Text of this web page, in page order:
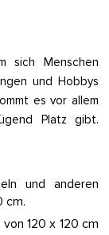
Menschen
und Hobbys
es vor allem
Platz gibt.
und anderen
cm.
120 x 120 cm